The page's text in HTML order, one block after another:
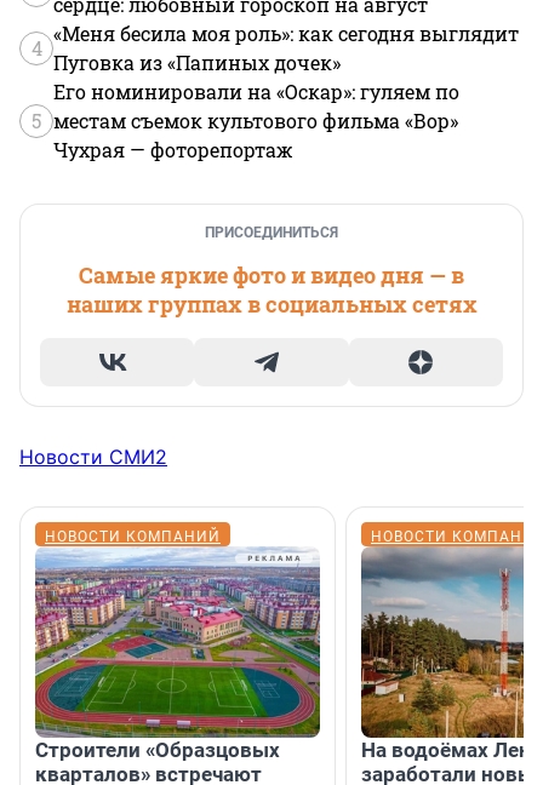
4
«Меня бесила моя роль»: как сегодня выглядит
Пуговка из «Папиных дочек»
5
Его номинировали на «Оскар»: гуляем по
местам съемок культового фильма «Вор»
Чухрая — фоторепортаж
ПРИСОЕДИНИТЬСЯ
Самые яркие фото и видео дня — в
наших группах в социальных сетях
Новости СМИ2
НОВОСТИ КОМПАНИЙ
Строители «Образцовых
кварталов» встречают
НОВОСТИ
На водоёмах
заработали